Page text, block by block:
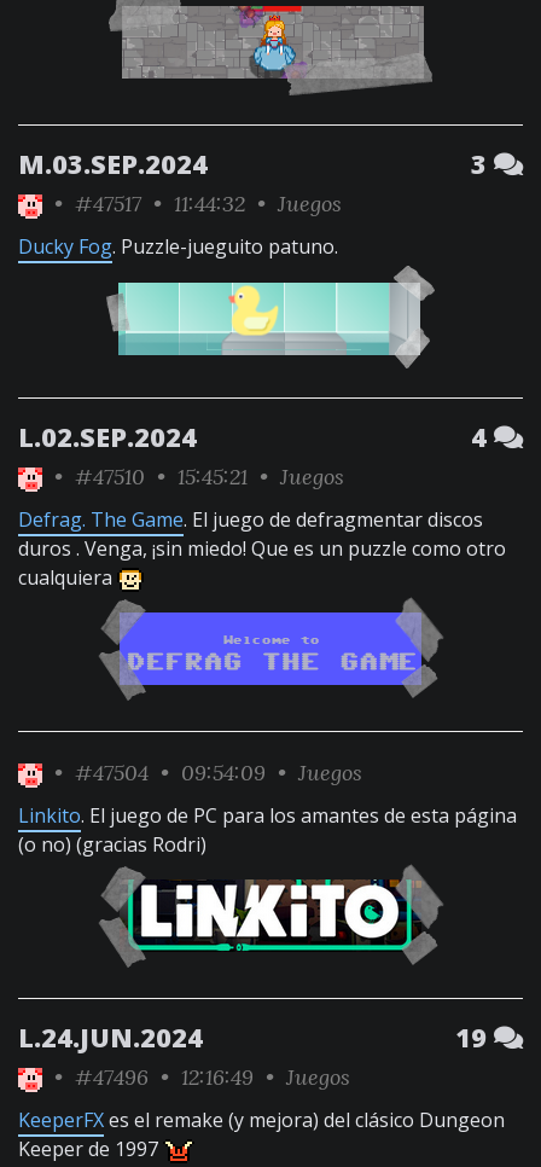
M.03.SEP.2024 3
• #47517 • 11:44:32 • Juegos
Ducky Fog. Puzzle-jueguito patuno.
L.02.SEP.2024 4
• #47510 • 15:45:21 • Juegos
Defrag. The Game. El juego de defragmentar discos
duros . Venga, ¡sin miedo! Que es un puzzle como otro
cualquiera
• #47504 • 09:54:09 • Juegos
Linkito. El juego de PC para los amantes de esta página
(o no) (gracias Rodri)
L.24.JUN.2024 19
• #47496 • 12:16:49 • Juegos
KeeperFXes el remake (y mejora) del clásico Dungeon
Keeper de 1997